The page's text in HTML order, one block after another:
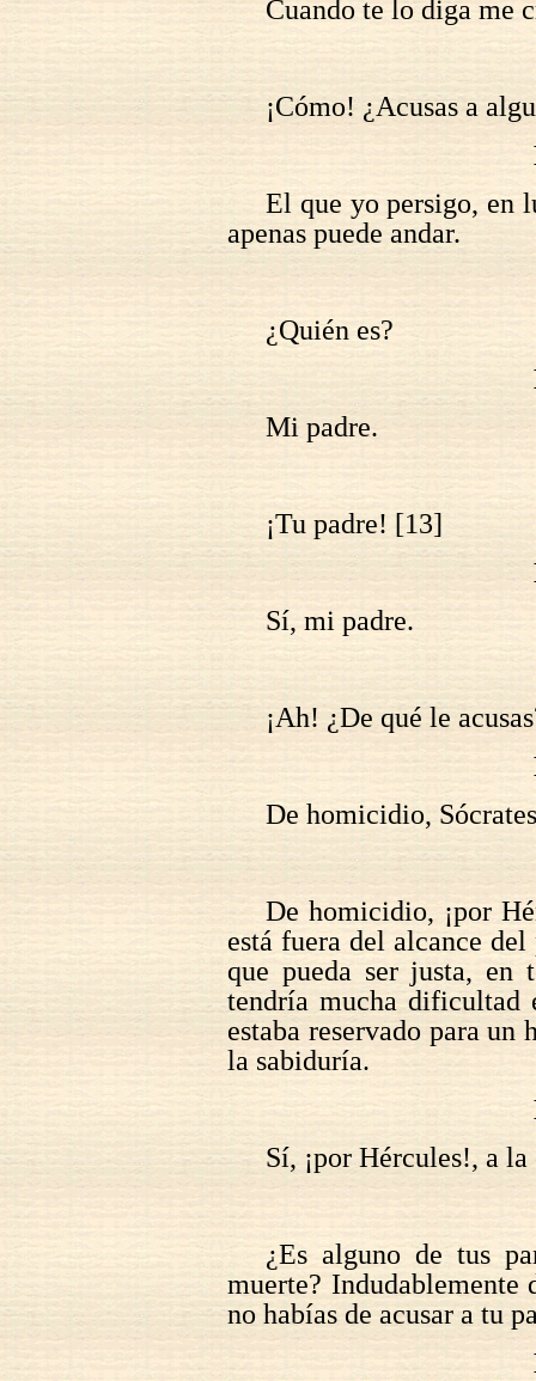
Cuando te lo diga me
¡Cómo! ¿Acusas a
El que yo persigo, en
apenas puede andar.
¿Quién es?
Mi padre.
¡Tu padre! [13]
Sí, mi padre.
¡Ah! ¿De qué le
De homicidio,
De homicidio, ¡por
está fuera del alcance
que pueda ser justa, en
tendría mucha dificultad
estaba reservado para
la sabiduría.
Sí, ¡por Hércules!, a
¿Es alguno de tus
muerte? Indudablemente
no habías de acusar a tu